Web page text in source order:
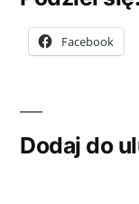
Facebook
Dodaj do